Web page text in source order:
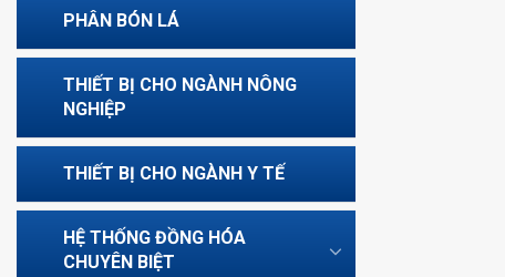
PHÂN BÓN LÁ
THIẾT BỊ CHO NGÀNH NÔNG
NGHIỆP
THIẾT BỊ CHO NGÀNH Y TẾ
HỆ THỐNG ĐỒNG HÓA
CHUYÊN BIỆT